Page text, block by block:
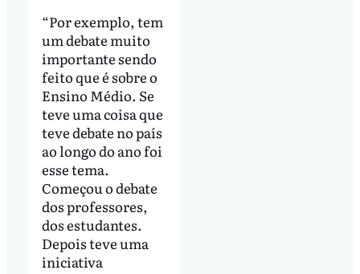
“Por exemplo, tem
um debate muito
importante sendo
feito que é sobre o
Ensino Médio. Se
teve uma coisa que
teve debate no país
ao longo do ano foi
esse tema.
Começou o debate
dos professores,
dos estudantes.
Depois teve uma
iniciativa